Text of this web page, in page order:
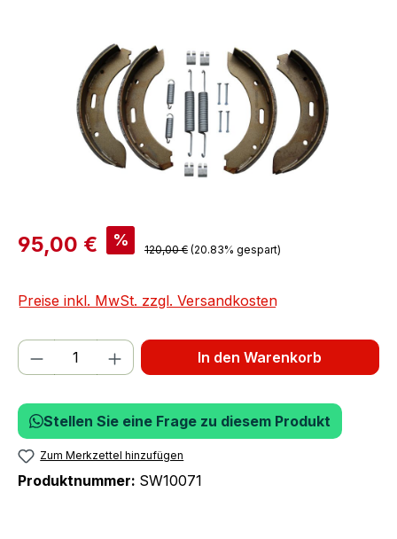
95,00 € %
120,00 € (20.83% gespart)
Preise inkl. MwSt. zzgl. Versandkosten
Produkt Anzahl: Gib den gewünschten
In den Warenkorb
Stellen Sie eine Frage zu diesem Produkt
Zum Merkzettel hinzufügen
Produktnummer: SW10071